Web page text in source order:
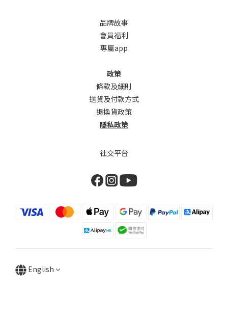
品牌故事
會員福利
專屬app
政策
條款及細則
送貨及付款方式
退換貨政策
隱私政策
社交平台
English